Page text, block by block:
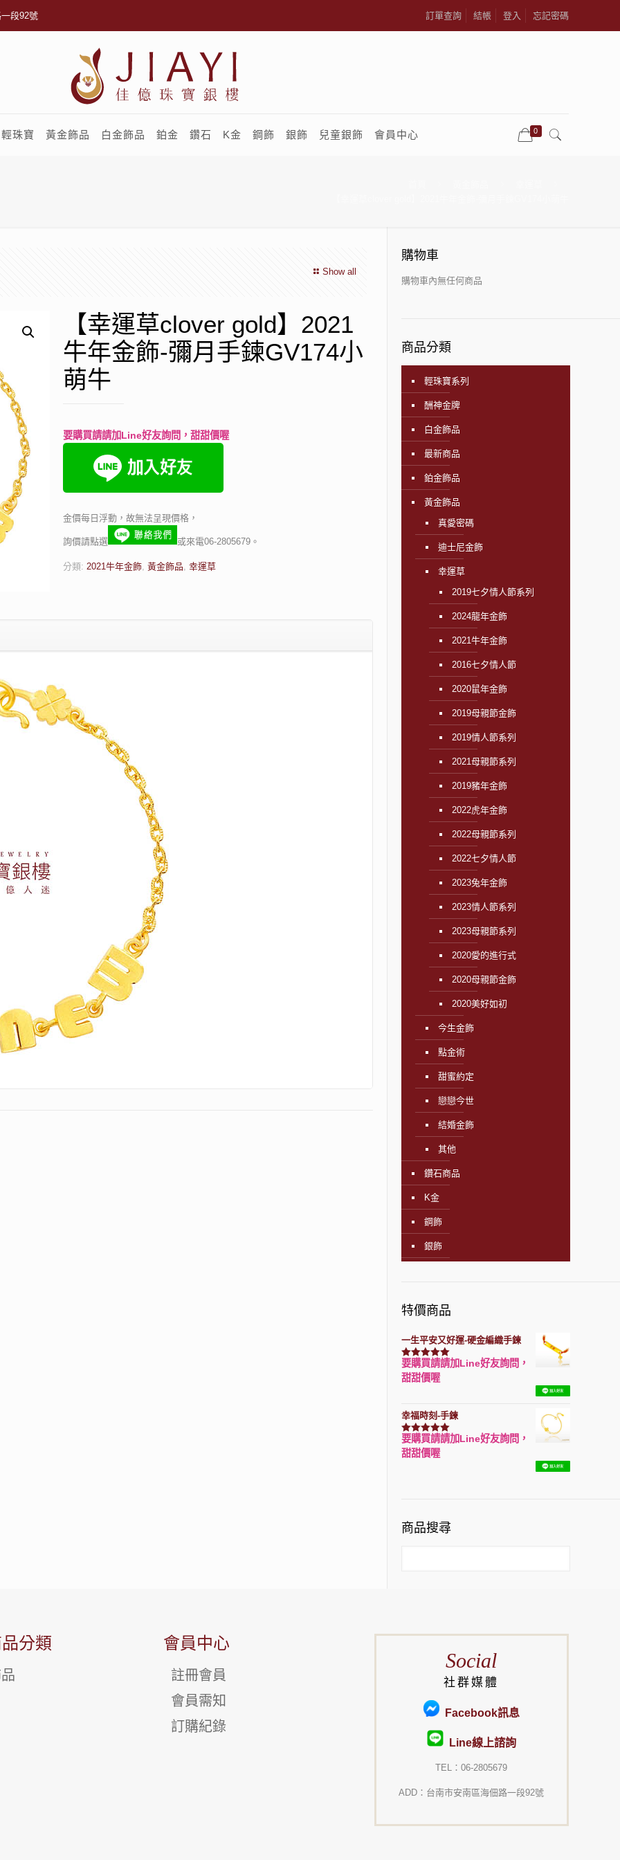
段92號 訂單查詢 結帳 登入 忘記密碼
輕珠寶 黃金飾品 白金飾品 鉑金 鑽石 K金 鋼飾 銀飾 兒童銀飾 會員中心 0
Show all
【幸運草clover gold】2021
牛年金飾-彌月手鍊GV174小
萌牛
要購買請請加Line好友詢問，甜甜價喔
金價每日浮動，故無法呈現價格，
詢價請點選 或來電06-2805679。
分類: 2021牛年金飾, 黃金飾品, 幸運草
購物車
購物車內無任何商品
商品分類
輕珠寶系列
酬神金牌
白金飾品
最新商品
鉑金飾品
黃金飾品
真愛密碼
迪士尼金飾
幸運草
2019七夕情人節系列
2024龍年金飾
2021牛年金飾
2016七夕情人節
2020鼠年金飾
2019母親節金飾
2019情人節系列
2021母親節系列
2019豬年金飾
2022虎年金飾
2022母親節系列
2022七夕情人節
2023兔年金飾
2023情人節系列
2023母親節系列
2020愛的進行式
2020母親節金飾
2020美好如初
今生金飾
點金術
甜蜜約定
戀戀今世
結婚金飾
其他
鑽石商品
K金
鋼飾
銀飾
特價商品
一生平安又好運-硬金編織手鍊
評分7740滿分 5
要購買請請加Line好友詢問，
甜甜價喔
幸福時刻-手鍊
評分3150滿分 5
要購買請請加Line好友詢問，
甜甜價喔
商品搜尋
分類 會員中心
註冊會員
會員需知
訂購紀錄
Social
社群媒體
Facebook訊息
Line線上諮詢
TEL：06-2805679
ADD：台南市安南區海佃路一段92號